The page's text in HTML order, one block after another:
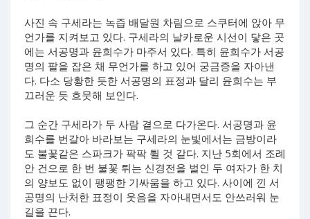
사진 속 구세라는 녹즙 배달원 차림으로 스쿠터에 앉아 무
언가를 지켜보고 있다. 구세라의 날카로운 시선이 닿은 곳
에는 서공명과 윤희수가 마주서 있다. 특히 윤희수가 서공
명의 팔을 잡은 채 무언가를 하고 있어 궁금증을 자아낸
다. 다소 당황한 듯한 서공명의 표정과 달리 윤희수는 부
끄러운 듯 흐뭇해 보인다.
그 순간 구세라가 두 사람 곁으로 다가온다. 서공명과 윤
희수를 번갈아 바라보는 구세라의 눈빛에서는 금방이라
도 불꽃같은 스파크가 팍팍 튈 것 같다. 지난 5회에서 조례
안 건으로 한 번 불꽃 튀는 신경전을 벌인 두 여자가 한 치
의 양보도 없이 팽팽한 기싸움을 하고 있다. 사이에 낀 서
공명의 난처한 표정이 웃음을 자아내면서도 안쓰러워 눈
길을 끈다.